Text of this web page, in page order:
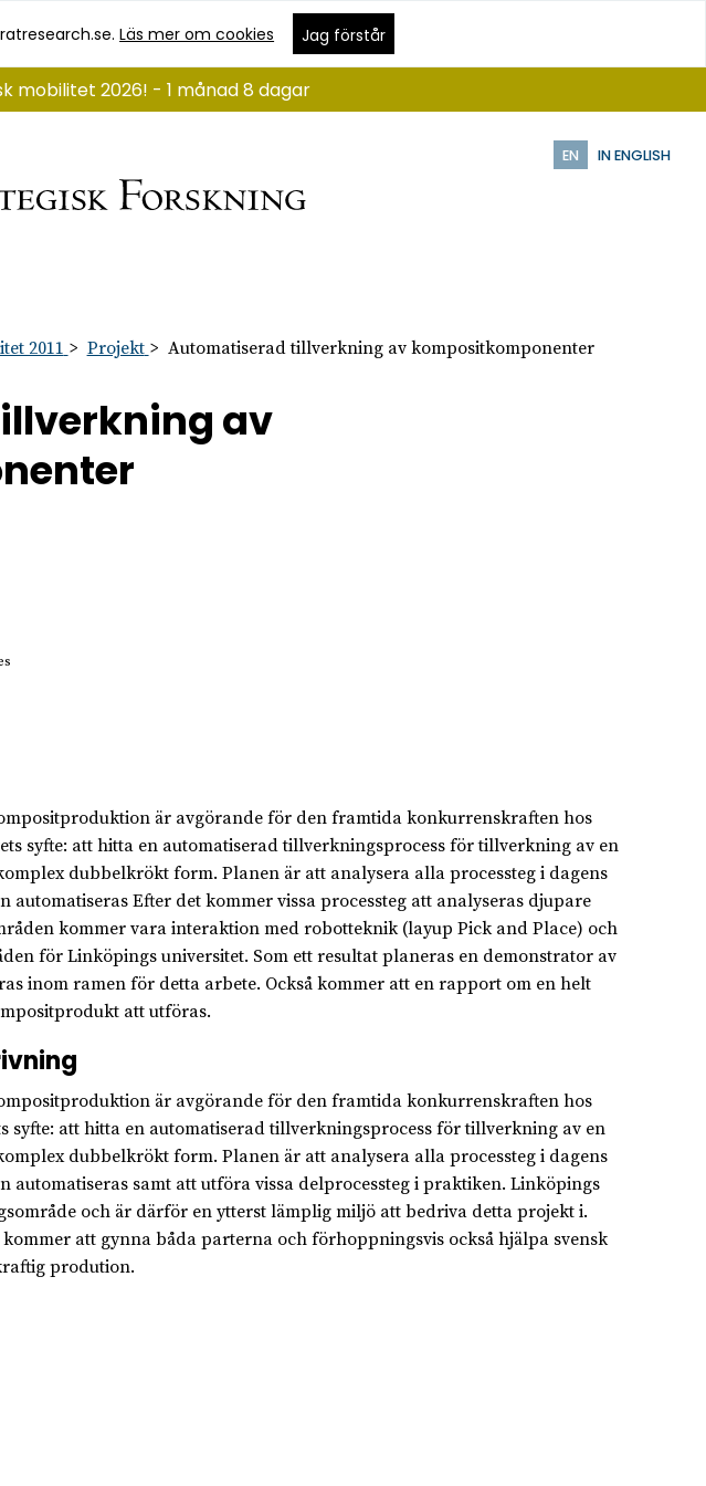
Läs mer om cookies Jag förstår
EN IN ENGLISH
mobilitet 2026! - 1 månad 8 dagar
2011 Projekt Automatiserad tillverkning av kompositkomponenter
av
är avgörande för den framtida konkurrenskraften hos
syfte: att hitta en automatiserad tillverkningsprocess för tillverkning av en
dubbelkrökt form. Planen är att analysera alla processteg i dagens
Efter det kommer vissa processteg att analyseras djupare
kommer vara interaktion med robotteknik (layup Pick and Place) och
för Linköpings universitet. Som ett resultat planeras en demonstrator av
inom ramen för detta arbete. Också kommer att en rapport om en helt
att utföras.
är avgörande för den framtida konkurrenskraften hos
syfte: att hitta en automatiserad tillverkningsprocess för tillverkning av en
dubbelkrökt form. Planen är att analysera alla processteg i dagens
automatiseras samt att utföra vissa delprocessteg i praktiken. Linköpings
och är därför en ytterst lämplig miljö att bedriva detta projekt i.
att gynna båda parterna och förhoppningsvis också hjälpa svensk
prodution.